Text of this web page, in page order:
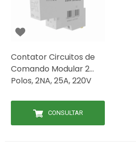
Contator Circuitos de
Comando Modular 2
Polos, 2NA, 25A, 220V
CONSULTAR